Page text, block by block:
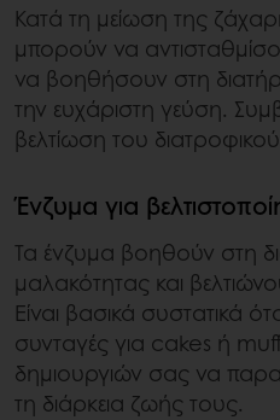
Κατά τη μείωση της
μπορούν να
να βοηθήσουν στη
την ευχάριστη γεύση.
βελτίωση του
Ένζυμα για
Τα ένζυμα βοηθούν στη
μαλακότητας και
Είναι βασικά συστατικά
συνταγές για cakes ή
δημιουργιών σας να
τη διάρκεια ζωής τους.